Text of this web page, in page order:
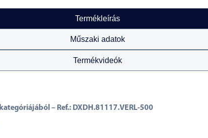
Termékleírás
Műszaki adatok
Termékvideók
kategóriájából – Ref.: DXDH.81117.VERL-500